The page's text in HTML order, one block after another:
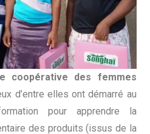
coopérative des femmes
d’entre elles ont démarré au
pour apprendre la
des produits (issus de la